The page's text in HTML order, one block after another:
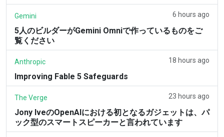
Gemini 6 hours ago
5人のビルダーがGemini Omniで作っているものをご
覧ください
Anthropic 18 hours ago
Improving Fable 5 Safeguards
The Verge 23 hours ago
Jony IveのOpenAIにおける初となるガジェットは、パ
ック型のスマートスピーカーと言われています